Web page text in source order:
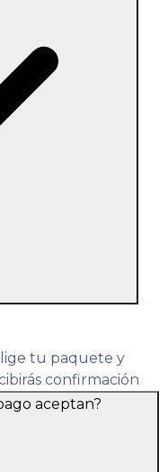
tu paquete y
confirmación
aceptan?